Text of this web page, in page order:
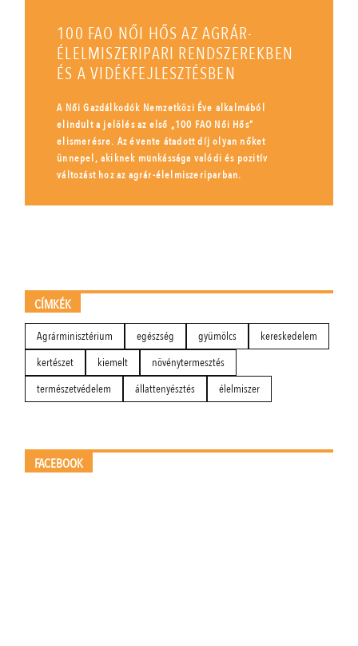
100 FAO NŐI HŐS AZ AGRÁR-
ÉLELMISZERIPARI RENDSZEREKBEN
ÉS A VIDÉKFEJLESZTÉSBEN
A Női Gazdálkodók Nemzetközi Éve alkalmából
elindult a jelölés az első „100 FAO Női Hős”
elismerésre. Az évente átadott díj olyan nőket
ünnepel, akiknek munkássága valódi és pozitív
változást hoz az agrár-élelmiszeriparban.
CÍMKÉK
Agrárminisztérium egészség gyümölcs
kereskedelem
kertészet
kiemelt
növénytermesztés
természetvédelem
állattenyésztés élelmiszer
FACEBOOK